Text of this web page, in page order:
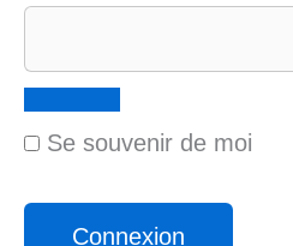
Se souvenir de moi